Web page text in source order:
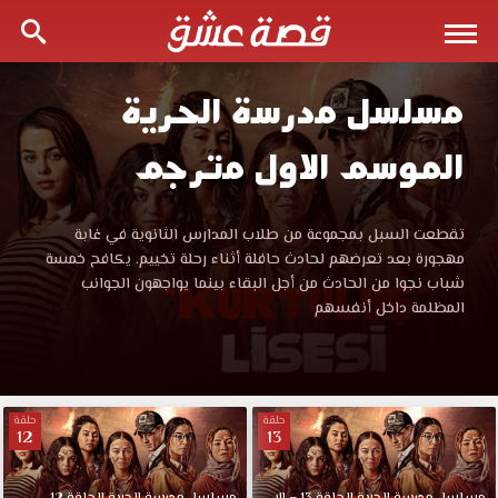
مسلسل
مدرسة
الحرية
الموسم
مترجم
قصة
مسلسل مدرسة الحرية
الموسم الاول مترجم
مسلسل
مدرسة
الحرية
الموسم
مترجم
قصة
عشق
مشاهدة
تقطعت السبل بمجموعة من طلاب المدارس الثانوية في غابة
مهجورة بعد تعرضهم لحادث حافلة أثناء رحلة تخييم. يكافح خمسة
شباب نجوا من الحادث من أجل البقاء بينما يواجهون الجوانب
المظلمة داخل أنفسهم
حلقة
13
حلقة
12